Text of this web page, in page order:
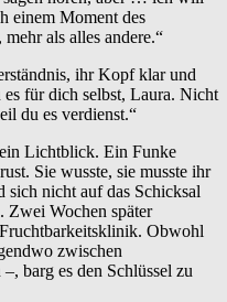
einem Moment des
als alles andere.“
ihr Kopf klar und
für dich selbst, Laura. Nicht
du es verdienst.“
Lichtblick. Ein Funke
Sie wusste, sie musste ihr
sich nicht auf das Schicksal
Zwei Wochen später
Obwohl
zwischen
barg es den Schlüssel zu